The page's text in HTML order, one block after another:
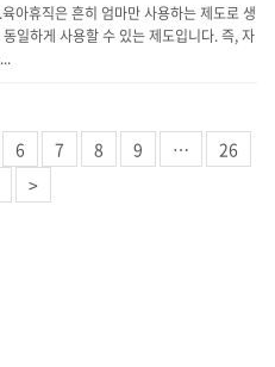
아휴직은 흔히 엄마만 사용하는 제도로 생
일하게 사용할 수 있는 제도입니다. 즉, 자
6 7 8 9 …
26
>